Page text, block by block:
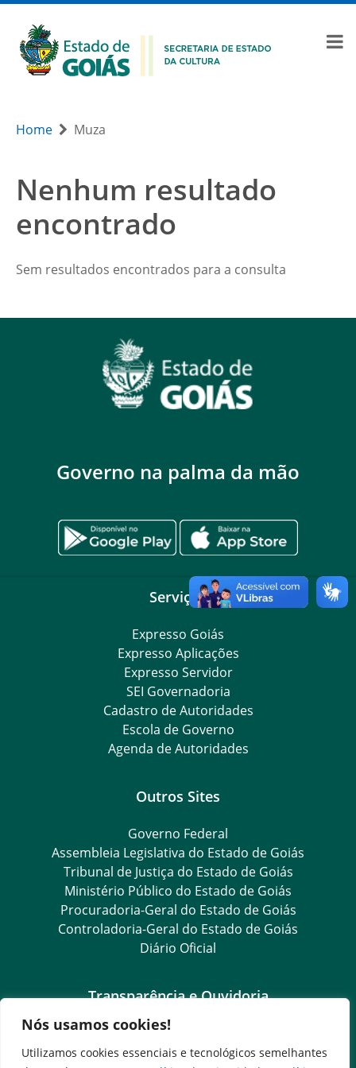
Nós usamos cookies!
Utilizamos cookies essenciais e tecnológicos semelhantes
Home Muza
Nenhum resultado
encontrado
Sem resultados encontrados para a consulta
Governo na palma da mão
Serviços
Expresso Goiás
Expresso Aplicações
Expresso Servidor
SEI Governadoria
Cadastro de Autoridades
Escola de Governo
Agenda de Autoridades
Outros Sites
Governo Federal
Assembleia Legislativa do Estado de Goiás
Tribunal de Justiça do Estado de Goiás
Ministério Público do Estado de Goiás
Procuradoria-Geral do Estado de Goiás
Controladoria-Geral do Estado de Goiás
Diário Oficial
Transparência e Ouvidoria
LGPD
Goiás Transparência